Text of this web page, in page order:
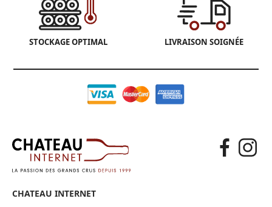
STOCKAGE OPTIMAL LIVRAISON SOIGNÉE
CHATEAU INTERNET